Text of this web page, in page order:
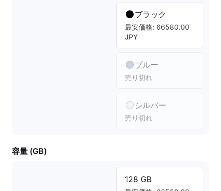
ブラック
最安価格: 66580.00
JPY
ブルー
売り切れ
シルバー
売り切れ
容量 (GB)
128 GB